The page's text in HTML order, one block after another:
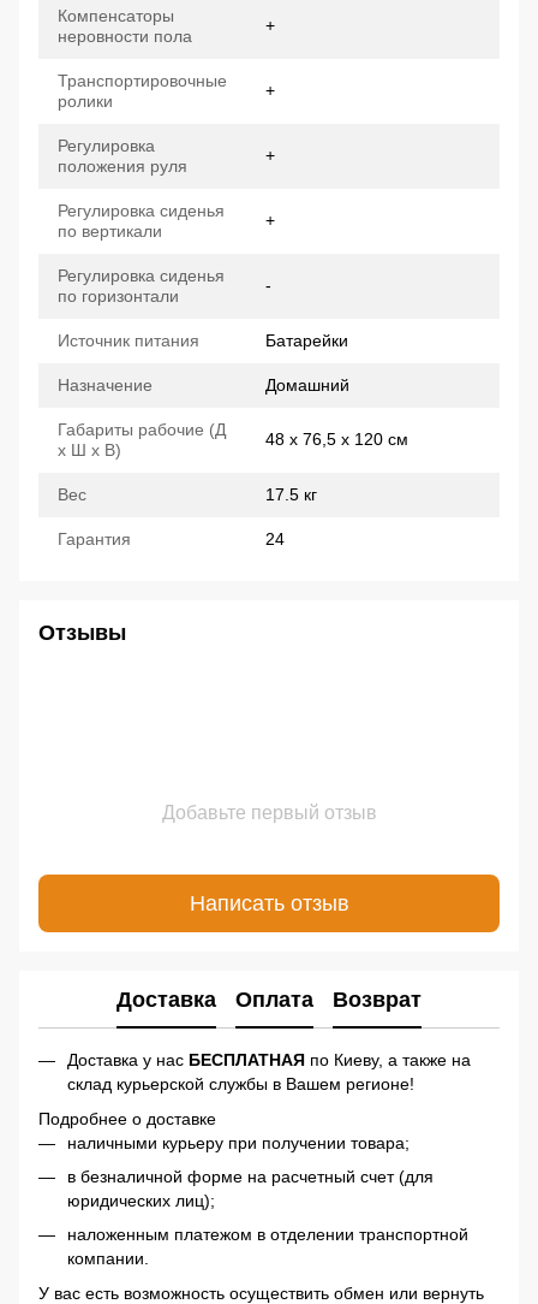
Компенсаторы
неровности пола
+
Транспортировочные
ролики
+
Регулировка
положения руля
+
Регулировка сиденья
по вертикали
+
Регулировка сиденья
по горизонтали
-
Источник питания Батарейки
Назначение Домашний
Габариты рабочие (Д
x Ш x В)
48 х 76,5 х 120 см
Вес 17.5 кг
Гарантия 24
Отзывы
Добавьте первый отзыв
Написать отзыв
Доставка Оплата Возврат
Доставка у нас БЕСПЛАТНАЯ по Киеву, а также на
склад курьерской службы в Вашем регионе!
Подробнее о доставке
наличными курьеру при получении товара;
в безналичной форме на расчетный счет (для
юридических лиц);
наложенным платежом в отделении транспортной
компании.
У вас есть возможность осуществить обмен или вернуть